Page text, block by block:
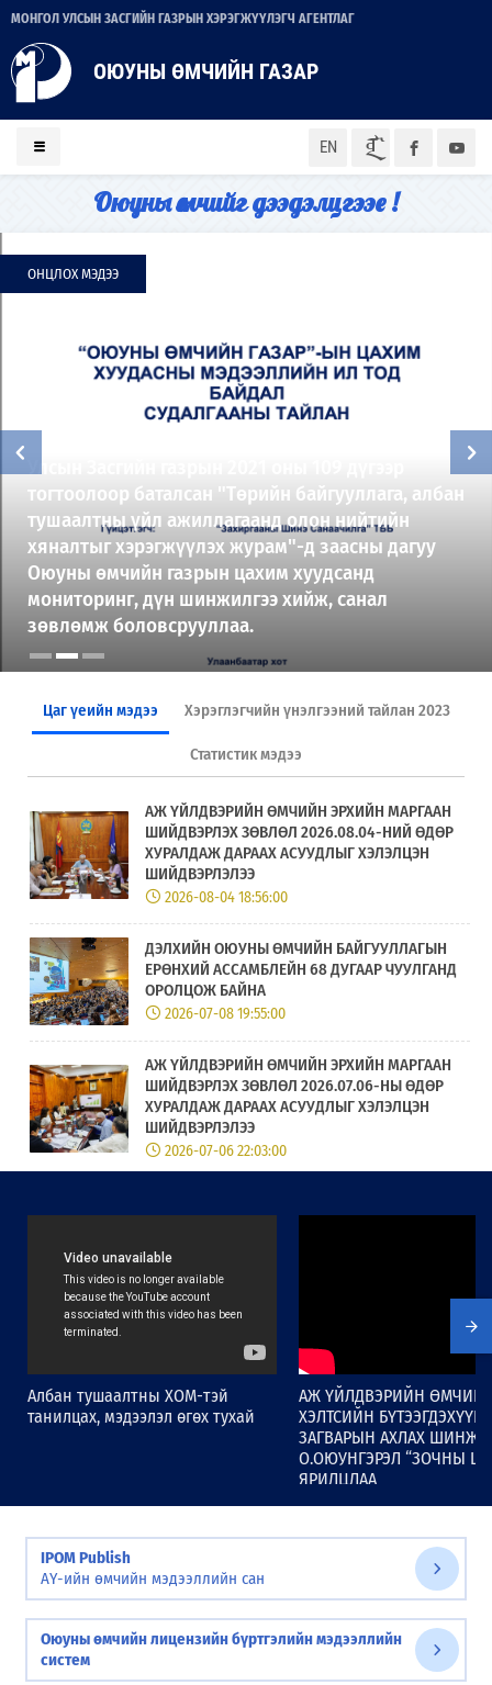
МОНГОЛ УЛСЫН ЗАСГИЙН ГАЗРЫН ХЭРЭГЖҮҮЛЭГЧ АГЕНТЛАГ
ОЮУНЫ ӨМЧИЙН ГАЗАР
EN ᠮᠣᠨ
Оюуны өмчийг дээдэлцгээе !
ОНЦЛОХ МЭДЭЭ
2025-10-11
БҮГД НАЙРАМДАХ БЕЛАРУСЬ УЛСЫН МИНСК
ХОТНОО ЗОХИОН БАЙГУУЛСАН “ХУУРАМЧ
БАРААТАЙ ТЭМЦЭХ НЬ - 2025” ОЛОН УЛСЫН XIII
ДУГААР ФОРУМ БОЛОН ОЮУНЫ ӨМЧИЙН
ТОГТОЛЦОО СЭДЭВТ СУРГАЛТАД ОЮУНЫ ӨМЧИЙН
ГАЗРЫН АЛБАН ХААГЧИД ОРОЛЦЛОО
Цаг үеийн мэдээ Хэрэглэгчийн үнэлгээний тайлан 2023
Статистик мэдээ
АЖ ҮЙЛДВЭРИЙН ӨМЧИЙН ЭРХИЙН МАРГААН
ШИЙДВЭРЛЭХ ЗӨВЛӨЛ 2026.08.04-НИЙ ӨДӨР
ХУРАЛДАЖ ДАРААХ АСУУДЛЫГ ХЭЛЭЛЦЭН
ШИЙДВЭРЛЭЛЭЭ
2026-08-04 18:56:00
ДЭЛХИЙН ОЮУНЫ ӨМЧИЙН БАЙГУУЛЛАГЫН
ЕРӨНХИЙ АССАМБЛЕЙН 68 ДУГААР ЧУУЛГАНД
ОРОЛЦОЖ БАЙНА
2026-07-08 19:55:00
АЖ ҮЙЛДВЭРИЙН ӨМЧИЙН ЭРХИЙН МАРГААН
ШИЙДВЭРЛЭХ ЗӨВЛӨЛ 2026.07.06-НЫ ӨДӨР
ХУРАЛДАЖ ДАРААХ АСУУДЛЫГ ХЭЛЭЛЦЭН
ШИЙДВЭРЛЭЛЭЭ
2026-07-06 22:03:00
2026-07-02 11:07:00
Дэлхийн оюуны өмчийн байгууллагын
удирдлагын байгууллагад зөвлөн чиглүүлэх
хөтөлбөр” Монголд хэрэгжиж эхэлнэ.
2026-06-19 18:36:00
“ГАЗАР ЗҮЙН ЗААЛТ – БҮС НУТГИЙН ХӨГЖИЛ”
СЭДЭВТ СУРГАЛТ ЗАВХАН АЙМАГТ БОЛЛОО
2026-06-04 17:42:00
Албан тушаалтны ХОМ-тэй
танилцах, мэдээлэл өгөх тухай
АЖ ҮЙЛДВЭРИЙН
ХЭЛТСИЙН
ЗАГВАРЫН АХЛАХ
О.ОЮУНГЭРЭЛ “ЗОЧНЫ
ЯРИЛЦЛАА
IPOM Publish
АҮ-ийн өмчийн мэдээллийн сан
Оюуны өмчийн лицензийн бүртгэлийн мэдээллийн
систем